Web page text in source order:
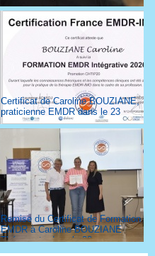
Certificat de Caroline BOUZIANE,
praticienne EMDR dans le 23
Remise du Certificat de Formation
EMDR à Caroline BOUZIANE
Thérapeute dans le 23